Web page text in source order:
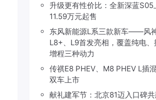
升级更有性价比：全新深蓝S05
11.59万元起售
东风新能源L系三款新车——风神
L8+、L9首发亮相，覆盖纯电、
增程三种动力
传祺E8 PHEV、M8 PHEV L插
双车上市
献礼建军节：北京81迈入口碑